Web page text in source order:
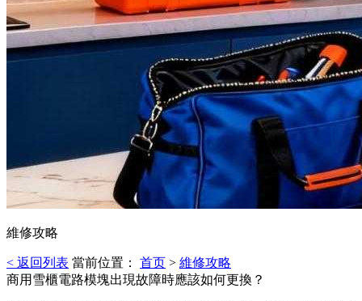
維修攻略
< 返回列表 當前位置： 首页 > 維修攻略
商用雪櫃電路模塊出現故障時應該如何更換？